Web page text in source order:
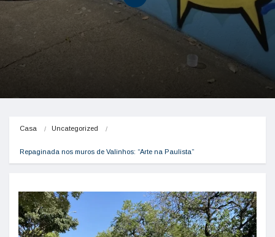
Casa Uncategorized
Repaginada nos muros de Valinhos: “Arte na Paulista”